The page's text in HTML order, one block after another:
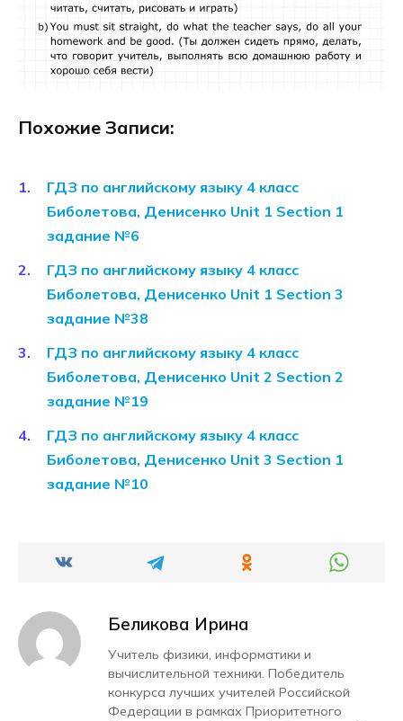
Похожие Записи:
ГДЗ по английскому языку 4 класс
Биболетова, Денисенко Unit 1 Section 1
задание №6
ГДЗ по английскому языку 4 класс
Биболетова, Денисенко Unit 1 Section 3
задание №38
ГДЗ по английскому языку 4 класс
Биболетова, Денисенко Unit 2 Section 2
задание №19
ГДЗ по английскому языку 4 класс
Биболетова, Денисенко Unit 3 Section 1
задание №10
Беликова Ирина
Учитель физики, информатики и
вычислительной техники. Победитель
конкурса лучших учителей Российской
Федерации в рамках Приоритетного